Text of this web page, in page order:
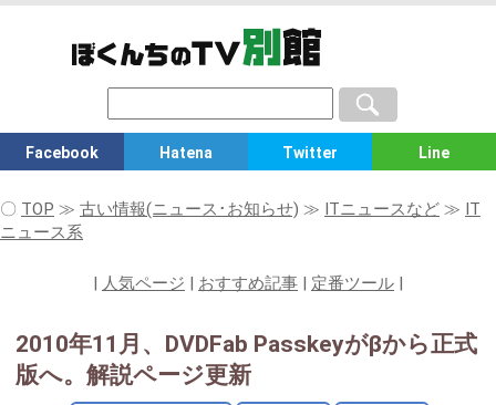
Facebook Hatena Twitter Line
〇 TOP ≫ 古い情報(ニュース･お知らせ) ≫ ITニュースなど ≫ IT
ニュース系
| 人気ページ | おすすめ記事 | 定番ツール |
2010年11月、DVDFab Passkeyがβから正式
版へ。解説ページ更新